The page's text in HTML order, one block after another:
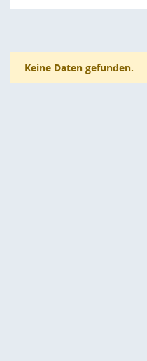
Keine Daten gefunden.